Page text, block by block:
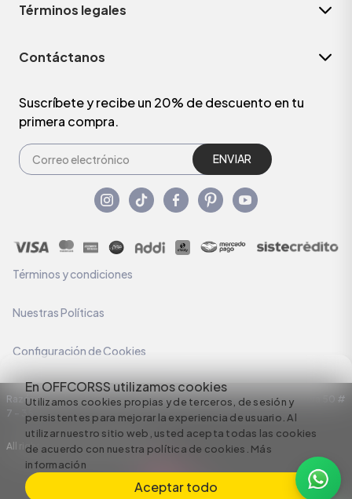
En OFFCORSS utilizamos cookies
Utilizamos cookies propias y de terceros, de sesión y
persistentes para mejorar la experiencia de usuario. Al
utilizar nuestro sitio web, usted acepta todas las cookies
de acuerdo con nuestra política de cookies. Más
información
Aceptar todo
Términos legales
Contáctanos
Suscríbete y recibe un 20% de descuento en tu
primera compra.
ENVIAR
Términos y condiciones
Nuestras Políticas
Configuración de Cookies
Razón Social: C.I HERMECO S.A. NIT: 890924167-6 Dirección: Carrera 50 #
7 – 35
All rights reserved empowered by